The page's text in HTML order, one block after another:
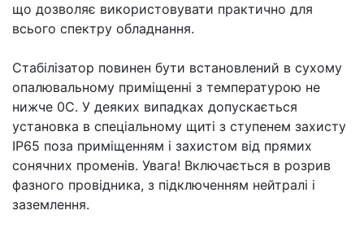
що дозволяє використовувати практично для
всього спектру обладнання.
Стабілізатор повинен бути встановлений в сухому
опалювальному приміщенні з температурою не
нижче 0С. У деяких випадках допускається
установка в спеціальному щиті з ступенем захисту
IP65 поза приміщенням і захистом від прямих
сонячних променів. Увага! Включається в розрив
фазного провідника, з підключенням нейтралі і
заземлення.